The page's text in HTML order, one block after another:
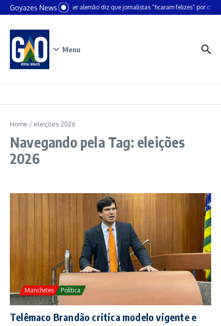
Ir para o conteúdo
Goyazes NewsChanceler alemão diz que jornalistas “ficaram felizes” por
Menu
Home / eleições 2026
Navegando pela Tag: eleições
2026
Manchetes Política
Telêmaco Brandão critica modelo vigente e